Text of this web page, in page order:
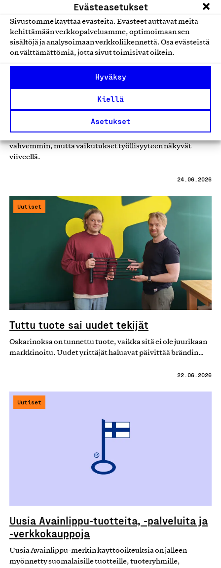
Evästeasetukset
Sivustomme käyttää evästeitä. Evästeet auttavat meitä
kehittämään verkkopalveluamme, optimoimaan sen
sisältöjä ja analysoimaan verkkoliikennettä. Osa evästeistä
on välttämättömiä, jotta sivut toimisivat oikein.
Hyväksy
Kiellä
Asetukset
Uutiskommentti: Talous kääntyi –
seuraako työllisyys perässä?
vahvemmin, mutta vaikutukset työllisyyteen näkyvät
viiveellä.
24.06.2026
Uutiset
Tuttu tuote sai uudet tekijät
Oskarinoksa on tunnettu tuote, vaikka sitä ei ole juurikaan
markkinoitu. Uudet yrittäjät haluavat päivittää brändin…
22.06.2026
Uutiset
Uusia Avainlippu-tuotteita, -palveluita ja
-verkkokauppoja
Uusia Avainlippu-merkin käyttöoikeuksia on jälleen
myönnetty suomalaisille tuotteille, tuoteryhmille,